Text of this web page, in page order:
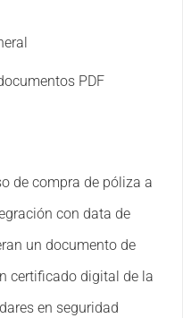
PDF
de compra de póliza a
con data de
un documento de
certificado digital de la
en seguridad